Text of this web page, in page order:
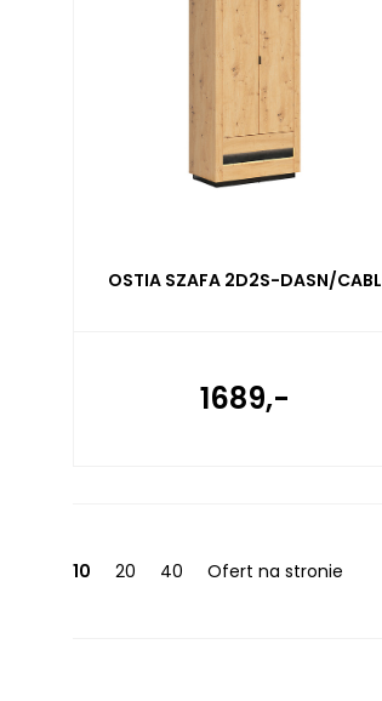
OSTIA SZAFA 2D2S-DASN/CABL
1689,-
10 20 40 Ofert na stronie